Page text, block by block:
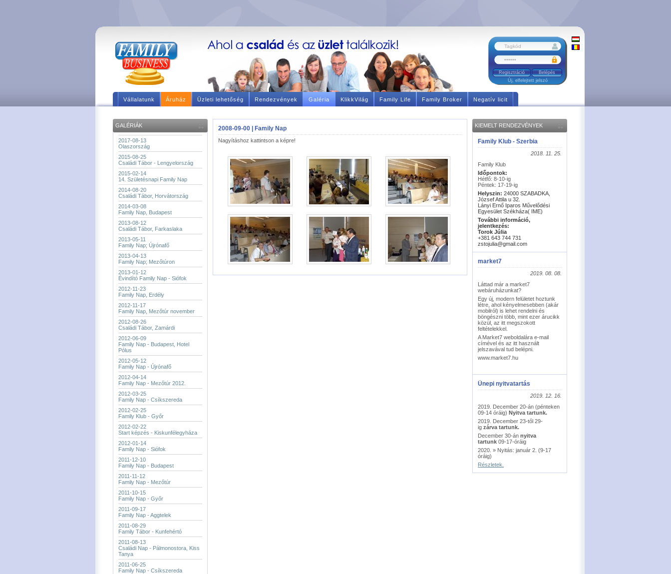
Regisztráció
Új, elfelejtett jelszó
Vállalatunk Áruház Üzleti lehetőség Rendezvények Galéria KlikkVilág Family Life Family Broker Negatív licit
GALÉRIÁK
2017-08-13
Olaszország
2015-08-25
Családi Tábor - Lengyelország
2015-02-14
14. Születésnapi Family Nap
2014-08-20
Családi Tábor, Horvátország
2014-03-08
Family Nap, Budapest
2013-08-12
Családi Tábor, Farkaslaka
2013-05-11
Family Nap; Újrónafő
2013-04-13
Family Nap; Mezőtúron
2013-01-12
Évindító Family Nap - Siófok
2012-11-23
Family Nap, Erdély
2012-11-17
Family Nap, Mezőtúr november
2012-08-26
Családi Tábor, Zamárdi
2012-06-09
Family Nap - Budapest, Hotel
Pólus
2012-05-12
Family Nap - Újrónafő
2012-04-14
Family Nap - Mezőtúr 2012.
2012-03-25
Family Nap - Csíkszereda
2012-02-25
Family Klub - Győr
2012-02-22
Start képzés - Kiskunfélegyháza
2012-01-14
Family Nap - Siófok
2011-12-10
Family Nap - Budapest
2011-11-12
Family Nap - Mezőtúr
2011-10-15
Family Nap - Győr
2011-09-17
Family Nap - Aggtelek
2011-08-29
Family Tábor - Kunfehértó
2011-08-13
Családi Nap - Pálmonostora, Kiss
Tanya
2011-06-25
Family Nap - Csíkszereda
2008-09-00 | Family Nap
Nagyításhoz kattintson a képre!
KIEMELT RENDEZVÉNYEK
Family Klub - Szerbia
2018. 11. 25.
Family Klub
Időpontok:
Hétfő: 8-10-ig
Péntek: 17-19-ig
Helyszin: 24000 SZABADKA,
József Attila u 32.
Lányi Ernő Iparos Művelődési
Egyesület Székháza( IME)
További információ,
jelentkezés:
Torok Júlia
+381 643 744 731
zstojulia@gmail.com
market7
2019. 08. 08.
Láttad már a market7
webáruházunkat?
Egy új, modern felületet hoztunk
létre, ahol kényelmesebben (akár
mobilról) is lehet rendelni és
böngészni több, mint ezer árucikk
közül, az itt megszokott
feltételekkel.
A Market7 weboldalára e-mail
címével és az itt használt
jelszavával tud belépni.
www.market7.hu
Ünepi nyitvatartás
2019. 12. 16.
2019. December 20-án (pénteken
09-14 óráig) Nyitva tartunk.
2019. December 23-től 29-
ig zárva tartunk.
December 30-án nyitva
tartunk 09-17-óráig
2020. » Nyitás: január 2. (9-17
óráig)
Részletek.